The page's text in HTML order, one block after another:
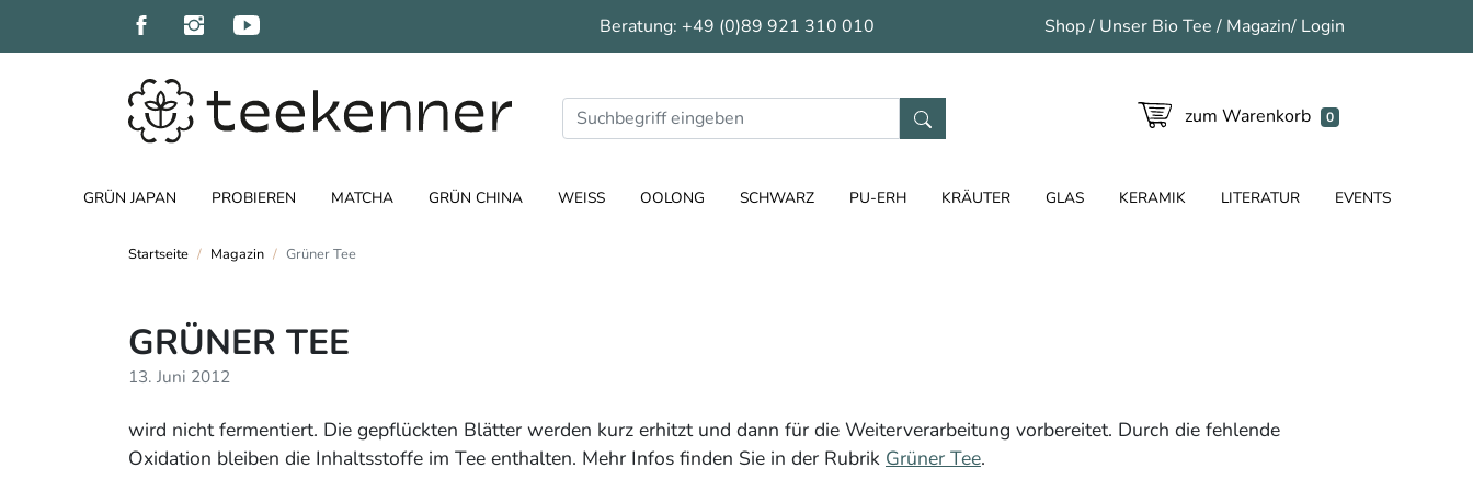
Beratung: +49 (0)89 921 310 010 Shop/ Unser Bio Tee / Magazin/ Login
zum Warenkorb 0
GRÜN JAPAN PROBIEREN MATCHA GRÜN CHINA WEISS OOLONG SCHWARZ PU-ERH KRÄUTER GLAS KERAMIK LITERATUR EVENTS
Startseite Magazin Grüner Tee
GRÜNER TEE
13. Juni 2012
wird nicht fermentiert. Die gepflückten Blätter werden kurz erhitzt und dann für die Weiterverarbeitung vorbereitet. Durch die fehlende
Oxidation bleiben die Inhaltsstoffe im Tee enthalten. Mehr Infos finden Sie in der Rubrik Grüner Tee.